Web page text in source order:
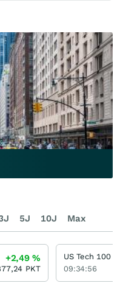
5J 10J Max
+2,49%
PKT
US Tech 100
09:34:56